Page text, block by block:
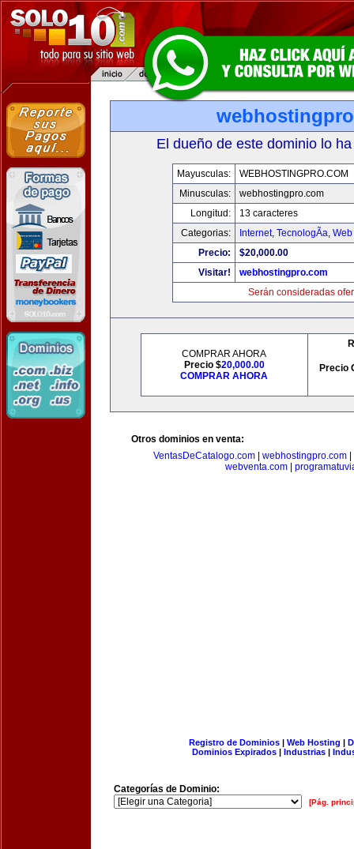
El dueño de este dominio lo
Mayusculas:
WEBHOSTINGPRO.COM
Minusculas:
webhostingpro.com
Longitud:
13 caracteres
Categorias:
Internet, TecnologÃ­a,
Precio:
$20,000.00
Visitar!
webhostingpro.com
Serán consideradas
COMPRAR AHORA
Precio $20,000.00
COMPRAR AHORA
Precio
Otros dominios en venta:
VentasDeCatalogo.com| webhostingpro.com|
webventa.com|
Registro de Dominios| Web Hosting |
Dominios Expirados | Industrias |
Categorías de Dominio:
[Pág.